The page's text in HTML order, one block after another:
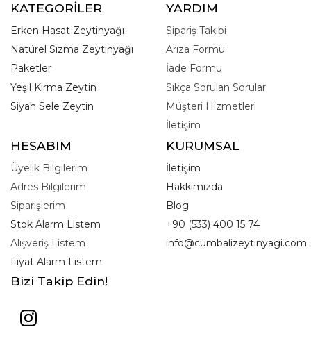
KATEGORİLER
Erken Hasat Zeytinyağı
Natürel Sızma Zeytinyağı
Paketler
Yeşil Kırma Zeytin
Siyah Sele Zeytin
YARDIM
Sipariş Takibi
Arıza Formu
İade Formu
Sıkça Sorulan Sorular
Müşteri Hizmetleri
İletişim
HESABIM
Üyelik Bilgilerim
Adres Bilgilerim
Siparişlerim
Stok Alarm Listem
Alışveriş Listem
Fiyat Alarm Listem
KURUMSAL
İletişim
Hakkımızda
Blog
+90 (533) 400 15 74
info@cumbalizeytinyagi.com
Bizi Takip Edin!